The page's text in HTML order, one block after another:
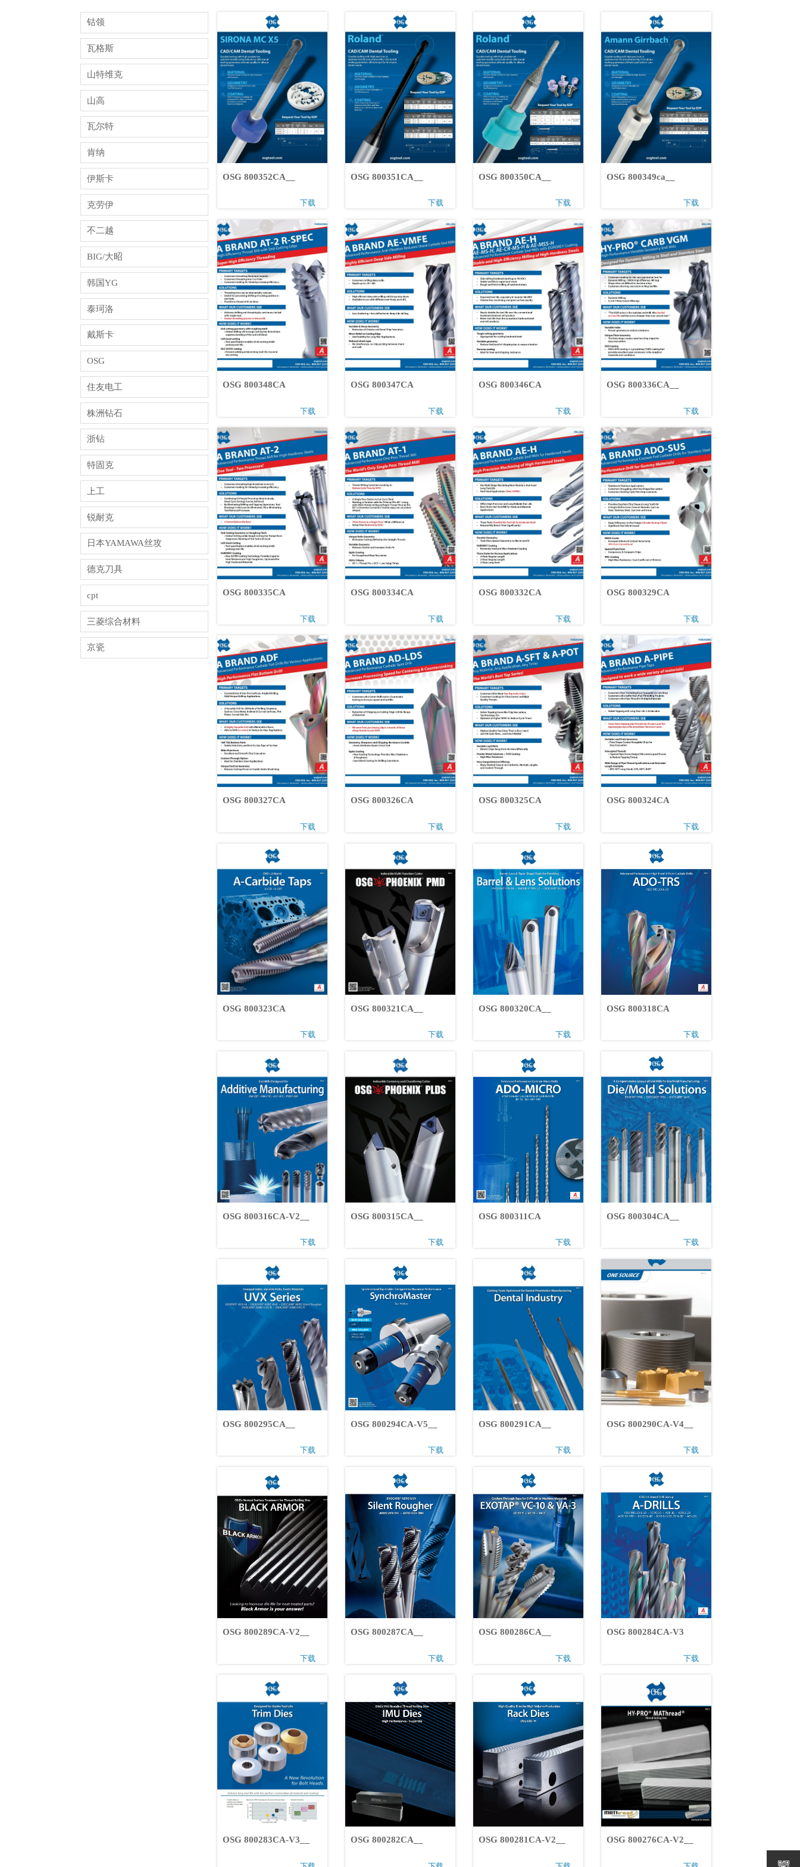
钴领
瓦格斯
山特维克
山高
瓦尔特
肯纳
伊斯卡
克劳伊
不二越
BIG/大昭
韩国YG
泰珂洛
戴斯卡
OSG
住友电工
株洲钻石
浙钻
特固克
上工
锐耐克
日本YAMAWA丝攻
德克刀具
cpt
三菱综合材料
京瓷
OSG 800352CA__
下载
OSG 800351CA__
下载
OSG 800350CA__
下载
OSG 800349ca__
下载
OSG 800348CA
下载
OSG 800347CA
下载
OSG 800346CA
下载
OSG 800336CA__
下载
OSG 800335CA
下载
OSG 800334CA
下载
OSG 800332CA
下载
OSG 800329CA
下载
OSG 800327CA
下载
OSG 800326CA
下载
OSG 800325CA
下载
OSG 800324CA
下载
OSG 800323CA
下载
OSG 800321CA__
下载
OSG 800320CA__
下载
OSG 800318CA
下载
OSG 800316CA-V2__
下载
OSG 800315CA__
下载
OSG 800311CA
下载
OSG 800304CA__
下载
OSG 800295CA__
下载
OSG 800294CA-V5__
下载
OSG 800291CA__
下载
OSG 800290CA-V4__
下载
OSG 800289CA-V2__
下载
OSG 800287CA__
下载
OSG 800286CA__
下载
OSG 800284CA-V3
下载
OSG 800283CA-V3__ OSG 800282CA__ OSG 800281CA-V2__ OSG 800276CA-V2__